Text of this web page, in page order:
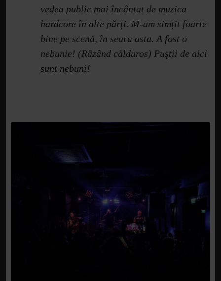
vedea public mai încântat de muzica
hardcore în alte părți. M-am simțit foarte
bine pe scenă, în seara asta. A fost o
nebunie! (Râzând călduros) Puștii de aici
sunt nebuni!